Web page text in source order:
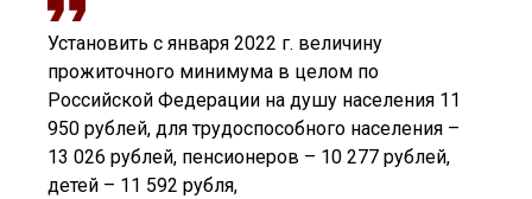
Установить с января 2022 г. величину
прожиточного минимума в целом по
Российской Федерации на душу населения 11
950 рублей, для трудоспособного населения –
13 026 рублей, пенсионеров – 10 277 рублей,
детей – 11 592 рубля,